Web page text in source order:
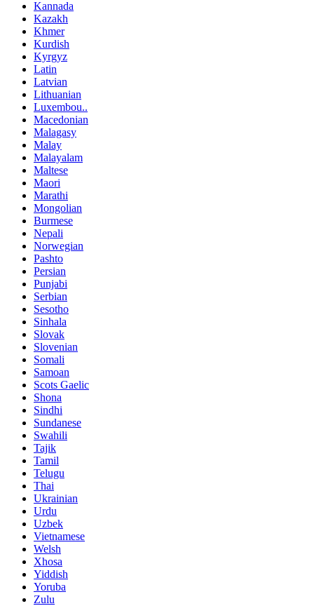
Kannada
Kazakh
Khmer
Kurdish
Kyrgyz
Latin
Latvian
Lithuanian
Luxembou..
Macedonian
Malagasy
Malay
Malayalam
Maltese
Maori
Marathi
Mongolian
Burmese
Nepali
Norwegian
Pashto
Persian
Punjabi
Serbian
Sesotho
Sinhala
Slovak
Slovenian
Somali
Samoan
Scots Gaelic
Shona
Sindhi
Sundanese
Swahili
Tajik
Tamil
Telugu
Thai
Ukrainian
Urdu
Uzbek
Vietnamese
Welsh
Xhosa
Yiddish
Yoruba
Zulu